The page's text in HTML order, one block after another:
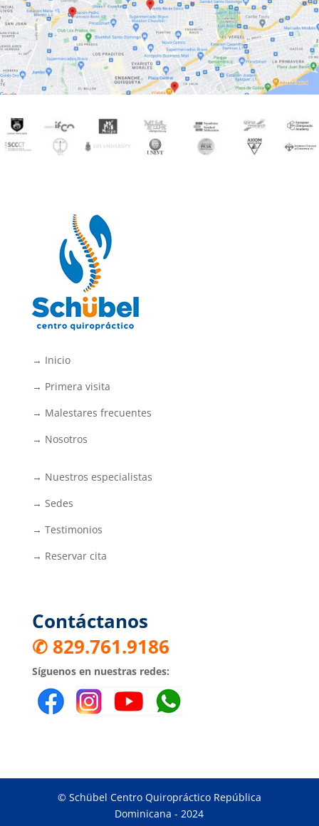
→ Inicio
→ Primera visita
→ Malestares frecuentes
→ Nosotros
→ Nuestros especialistas
→ Sedes
→ Testimonios
→ Reservar cita
Contáctanos
✆ 829.761.9186
Síguenos en nuestras redes:
© Schübel Centro Quiropráctico República
Dominicana - 2024